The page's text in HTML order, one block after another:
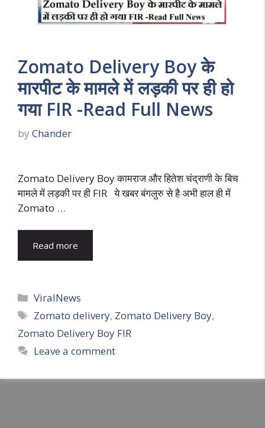
Zomato Delivery Boy के
मारपीट के मामले में लड़की पर ही हो
गया FIR -Read Full News
by Chander
Zomato Delivery Boy कामराज और हितेश चंद्राणी के बिच
मामले में लड़की पर ही FIR ये खबर बंगलुरु से है अभी हाल ही में
Zomato …
Read more
Categories
ViralNews
Tags
Zomato delivery, Zomato Delivery Boy,
Zomato Delivery Boy FIR
Leave a comment